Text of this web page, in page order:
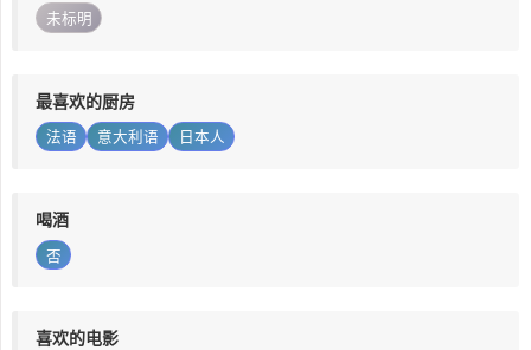
未标明
最喜欢的厨房
法语 意大利语 日本人
喝酒
否
喜欢的电影